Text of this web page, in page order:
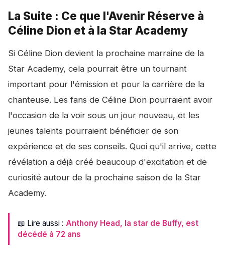
La Suite : Ce que l'Avenir Réserve à
Céline Dion et à la Star Academy
Si Céline Dion devient la prochaine marraine de la
Star Academy, cela pourrait être un tournant
important pour l'émission et pour la carrière de la
chanteuse. Les fans de Céline Dion pourraient avoir
l'occasion de la voir sous un jour nouveau, et les
jeunes talents pourraient bénéficier de son
expérience et de ses conseils. Quoi qu'il arrive, cette
révélation a déjà créé beaucoup d'excitation et de
curiosité autour de la prochaine saison de la Star
Academy.
📖 Lire aussi : Anthony Head, la star de Buffy, est
décédé à 72 ans